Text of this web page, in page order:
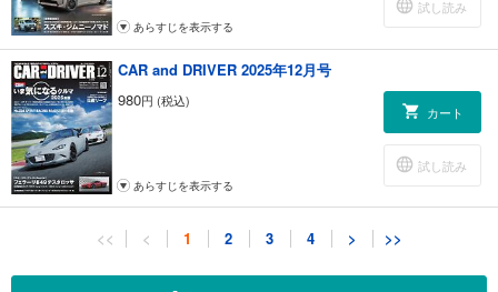
新型タイヤ試乗レポート グッドイヤー アイスナビ８
新型ナビ試用レポート パナソニック ストラーダCN-F1X10BGD
岡崎宏司のカーズＣＡＲＳ「乗って、走って、楽しいクルマ」
ネオクラシック体験隊 2003年式 ポルシェ・ボクスター
気になる情報
毎日がモーターショー 森永卓郎のミニカーコラム
資料のページ
新車価格表
クルマの新時代を切り拓く「人」 高見聡さん（ホンダモビリティソリュ
ーションズ代表取締役社長）
試し読み
あらすじを表示する
CAR and DRIVER 2025年12月号
980円 (税込)
カート
試し読み
あらすじを表示する
CAR and DRIVER 2025年11月号
<< < 1 2 3 4 > >>